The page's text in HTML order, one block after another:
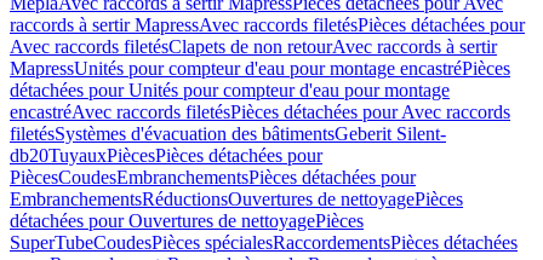
raccords à sertir MapressAvec raccords filetésPièces détachées pour
Avec raccords filetésClapets de non retourAvec raccords à sertir
MapressUnités pour compteur d'eau pour montage encastréPièces
détachées pour Unités pour compteur d'eau pour montage
encastréAvec raccords filetésPièces détachées pour Avec raccords
filetésSystèmes d'évacuation des bâtimentsGeberit Silent-
db20TuyauxPiècesPièces détachées pour
PiècesCoudesEmbranchementsPièces détachées pour
EmbranchementsRéductionsOuvertures de nettoyagePièces
détachées pour Ouvertures de nettoyagePièces
SuperTubeCoudesPièces spécialesRaccordementsPièces détachées